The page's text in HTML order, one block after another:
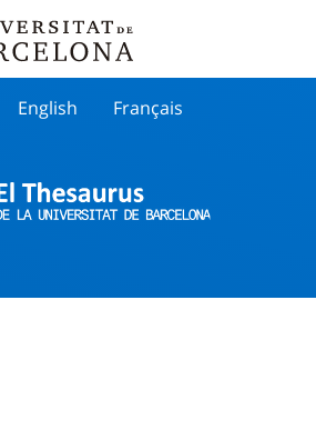
English Français